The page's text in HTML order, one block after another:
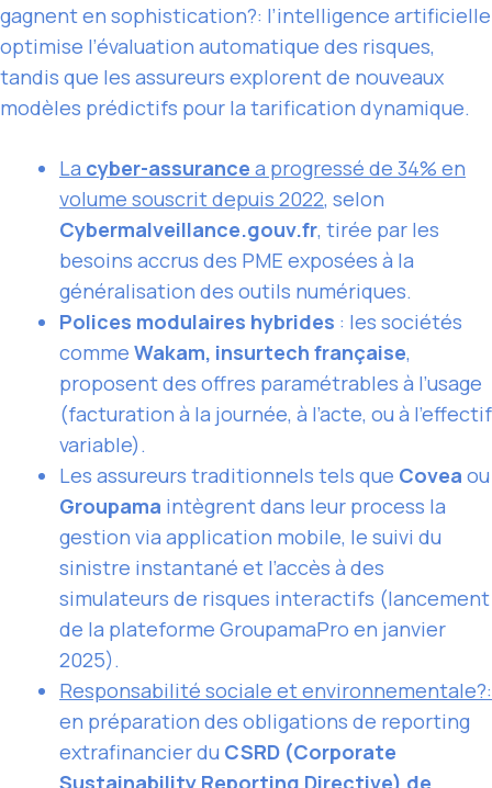
gagnent en sophistication?: l’intelligence artificielle
optimise l’évaluation automatique des risques,
tandis que les assureurs explorent de nouveaux
modèles prédictifs pour la tarification dynamique.
La cyber-assurance a progressé de 34% en
volume souscrit depuis 2022, selon
Cybermalveillance.gouv.fr, tirée par les
besoins accrus des PME exposées à la
généralisation des outils numériques.
Polices modulaires hybrides : les sociétés
comme Wakam, insurtech française,
proposent des offres paramétrables à l’usage
(facturation à la journée, à l’acte, ou à l’effectif
variable).
Les assureurs traditionnels tels que Covea ou
Groupama intègrent dans leur process la
gestion via application mobile, le suivi du
sinistre instantané et l’accès à des
simulateurs de risques interactifs (lancement
de la plateforme GroupamaPro en janvier
2025).
Responsabilité sociale et environnementale?:
en préparation des obligations de reporting
extrafinancier du CSRD (Corporate
Sustainability Reporting Directive) de